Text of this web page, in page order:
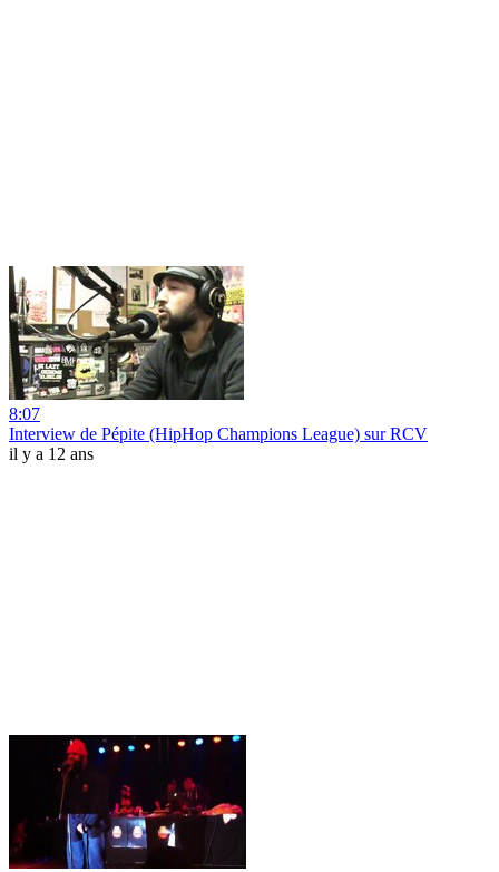
8:07
Interview de Pépite (HipHop Champions League) sur RCV
il y a 12 ans